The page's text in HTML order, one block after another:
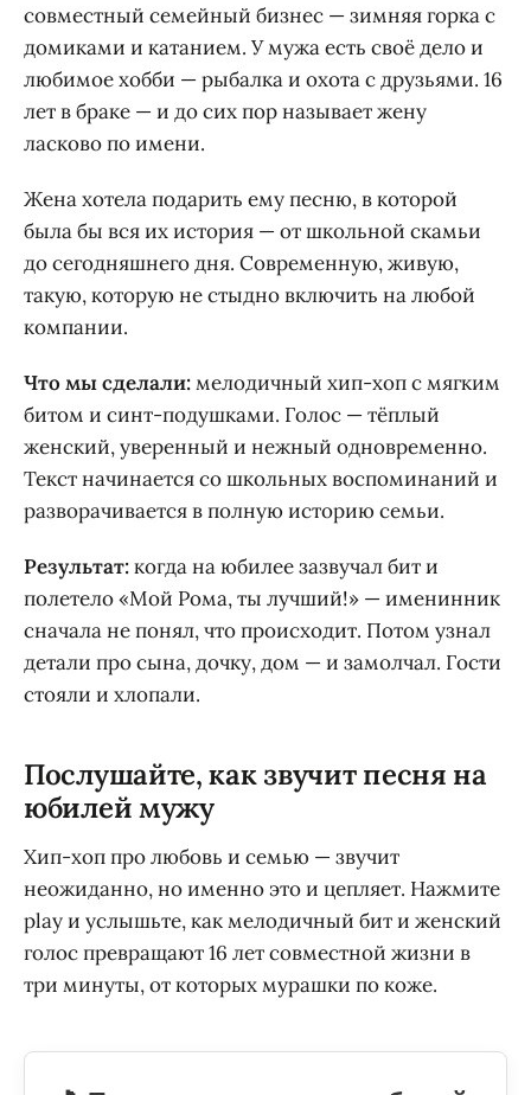
совместный семейный бизнес — зимняя горка с
домиками и катанием. У мужа есть своё дело и
любимое хобби — рыбалка и охота с друзьями. 16
лет в браке — и до сих пор называет жену
ласково по имени.
Жена хотела подарить ему песню, в которой
была бы вся их история — от школьной скамьи
до сегодняшнего дня. Современную, живую,
такую, которую не стыдно включить на любой
компании.
Что мы сделали:мелодичный хип-хоп с мягким
битом и синт-подушками. Голос — тёплый
женский, уверенный и нежный одновременно.
Текст начинается со школьных воспоминаний и
разворачивается в полную историю семьи.
Результат:когда на юбилее зазвучал бит и
полетело «Мой Рома, ты лучший!» — именинник
сначала не понял, что происходит. Потом узнал
детали про сына, дочку, дом — и замолчал. Гости
стояли и хлопали.
Послушайте, как звучит песня на
юбилей мужу
Хип-хоп про любовь и семью — звучит
неожиданно, но именно это и цепляет. Нажмите
play и услышьте, как мелодичный бит и женский
голос превращают 16 лет совместной жизни в
три минуты, от которых мурашки по коже.